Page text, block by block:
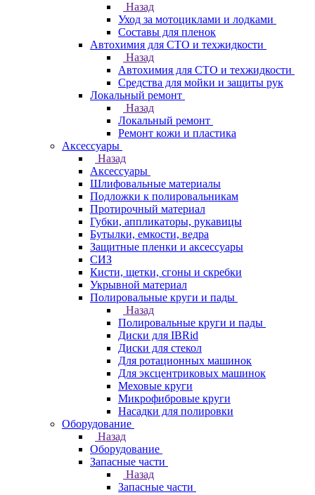
Назад
Уход за мотоциклами и лодками
Составы для пленок
Автохимия для СТО и техжидкости
Назад
Автохимия для СТО и техжидкости
Средства для мойки и защиты рук
Локальный ремонт
Назад
Локальный ремонт
Ремонт кожи и пластика
Аксессуары
Назад
Аксессуары
Шлифовальные материалы
Подложки к полировальникам
Протирочный материал
Губки, аппликаторы, рукавицы
Бутылки, емкости, ведра
Защитные пленки и аксессуары
СИЗ
Кисти, щетки, сгоны и скребки
Укрывной материал
Полировальные круги и пады
Назад
Полировальные круги и пады
Диски для IBRid
Диски для стекол
Для ротационных машинок
Для эксцентриковых машинок
Меховые круги
Микрофибровые круги
Насадки для полировки
Оборудование
Назад
Оборудование
Запасные части
Назад
Запасные части